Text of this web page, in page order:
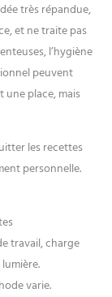
très répandue,
et ne traite pas
l’hygiène
peuvent
une place, mais
les recettes
personnelle.
travail, charge
varie.